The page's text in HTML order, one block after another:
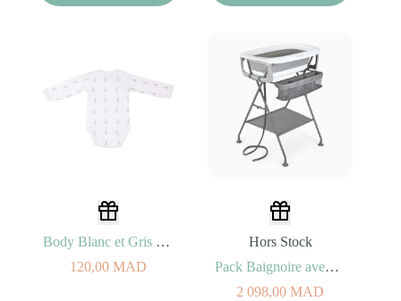
Body Blanc et Gris (3Mois) Sophie la girafe
120,00 MAD
Hors Stock
Pack Baignoire avec Coussin + Support
2 098,00 MAD